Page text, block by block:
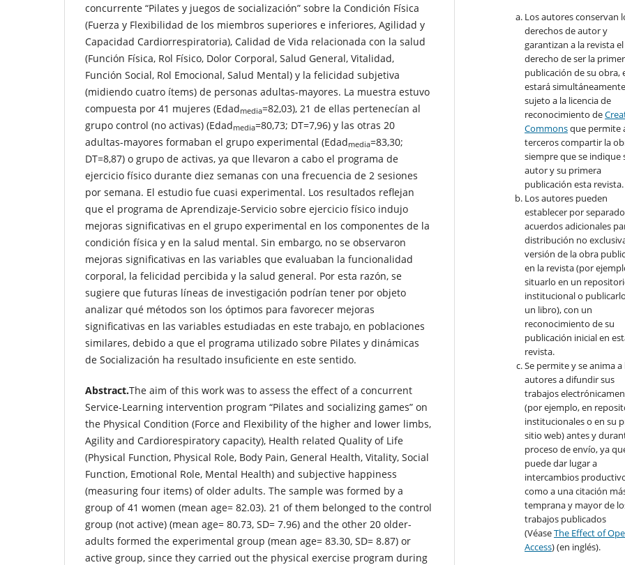
concurrente “Pilates y juegos de socialización” sobre la Condición Física
(Fuerza y Flexibilidad de los miembros superiores e inferiores, Agilidad y
Capacidad Cardiorrespiratoria), Calidad de Vida relacionada con la salud
(Función Física, Rol Físico, Dolor Corporal, Salud General, Vitalidad,
Función Social, Rol Emocional, Salud Mental) y la felicidad subjetiva
(midiendo cuatro ítems) de personas adultas-mayores. La muestra estuvo
compuesta por 41 mujeres (Edadmedia=82,03), 21 de ellas pertenecían al
grupo control (no activas) (Edadmedia=80,73; DT=7,96) y las otras 20
adultas-mayores formaban el grupo experimental (Edadmedia=83,30;
DT=8,87) o grupo de activas, ya que llevaron a cabo el programa de
ejercicio físico durante diez semanas con una frecuencia de 2 sesiones
por semana. El estudio fue cuasi experimental. Los resultados reflejan
que el programa de Aprendizaje-Servicio sobre ejercicio físico indujo
mejoras significativas en el grupo experimental en los componentes de la
condición física y en la salud mental. Sin embargo, no se observaron
mejoras significativas en las variables que evaluaban la funcionalidad
corporal, la felicidad percibida y la salud general. Por esta razón, se
sugiere que futuras líneas de investigación podrían tener por objeto
analizar qué métodos son los óptimos para favorecer mejoras
significativas en las variables estudiadas en este trabajo, en poblaciones
similares, debido a que el programa utilizado sobre Pilates y dinámicas
de Socialización ha resultado insuficiente en este sentido.
Abstract.The aim of this work was to assess the effect of a concurrent
Service-Learning intervention program “Pilates and socializing games” on
the Physical Condition (Force and Flexibility of the higher and lower limbs,
Agility and Cardiorespiratory capacity), Health related Quality of Life
(Physical Function, Physical Role, Body Pain, General Health, Vitality, Social
Function, Emotional Role, Mental Health) and subjective happiness
(measuring four items) of older adults. The sample was formed by a
group of 41 women (mean age= 82.03). 21 of them belonged to the control
group (not active) (mean age= 80.73, SD= 7.96) and the other 20 older-
adults formed the experimental group (mean age= 83.30, SD= 8.87) or
active group, since they carried out the physical exercise program during
Los autores conservan
derechos de autor y
garantizan a la revista el
derecho de ser la
publicación de su obra,
estará simultáneamente
sujeto a la licencia de
reconocimiento de
Commonsque permite
terceros compartir la
siempre que se indique
autor y su primera
publicación esta revista.
Los autores pueden
establecer por separado
acuerdos adicionales
distribución no
versión de la obra
en la revista (por
situarlo en un
institucional o
un libro), con un
reconocimiento de su
publicación inicial en
revista.
Se permite y se anima a
autores a difundir sus
trabajos
(por ejemplo, en
institucionales o en su
sitio web) antes y
proceso de envío, ya
puede dar lugar a
intercambios
como a una citación
temprana y mayor de
trabajos publicados
(VéaseThe Effect of
Access) (en inglés).